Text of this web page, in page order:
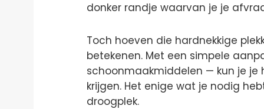
donker randje waarvan je je
Toch hoeven die hardnekkige
betekenen. Met een simpele
schoonmaakmiddelen — kun je je
krijgen. Het enige wat je nodig
droogplek.